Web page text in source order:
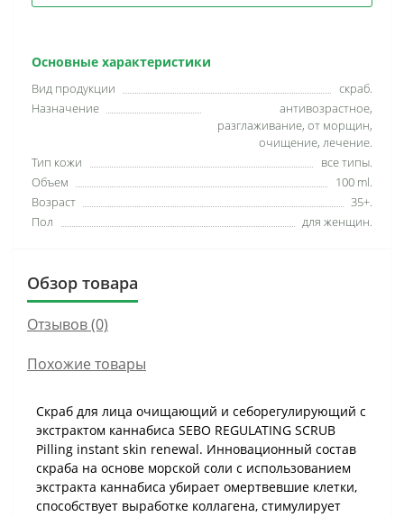
Основные характеристики
Вид продукции
скраб.
Назначение
антивозрастное,
разглаживание, от морщин,
очищение, лечение.
Тип кожи
все типы.
Объем
100 ml.
Возраст
35+.
Пол
для женщин.
Обзор товара
Отзывов (0)
Похожие товары
Скраб для лица очищающий и себорегулирующий с
экстрактом каннабиса SEBO REGULATING SCRUB
Pilling instant skin renewal. Инновационный состав
скраба на основе морской соли с использованием
экстракта каннабиса убирает омертвевшие клетки,
способствует выработке коллагена, стимулирует